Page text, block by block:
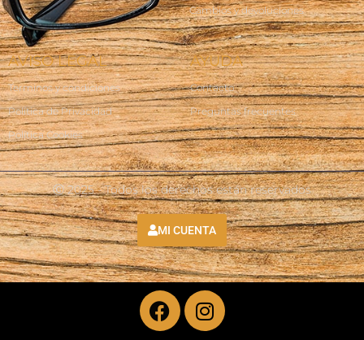
Cambios y devoluciones
AVISO LEGAL
Terminos y condiciones
Política de Privacidad
Política Cookies
AYUDA
Contacto
Preguntas frecuentes
Ⓒ 2025 - Todos los derechos están reservados
MI CUENTA